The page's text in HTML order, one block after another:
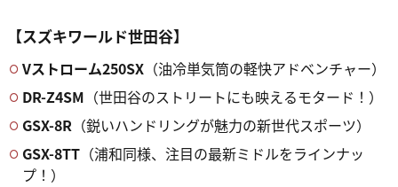
【スズキワールド世田谷】
Vストローム250SX （油冷単気筒の軽快アドベンチャー）
DR-Z4SM （世田谷のストリートにも映えるモタード！）
GSX-8R （鋭いハンドリングが魅力の新世代スポーツ）
GSX-8TT （浦和同様、注目の最新ミドルをラインナッ
プ！）